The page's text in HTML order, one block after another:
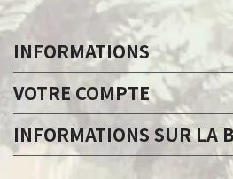
INFORMATIONS
VOTRE COMPTE
INFORMATIONS SUR LA